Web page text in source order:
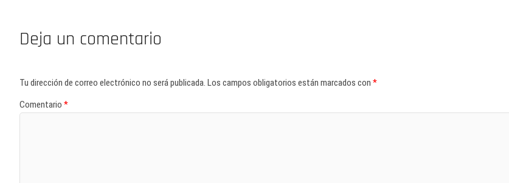
Deja un comentario
Tu dirección de correo electrónico no será publicada. Los campos obligatorios están marcados con *
Comentario *